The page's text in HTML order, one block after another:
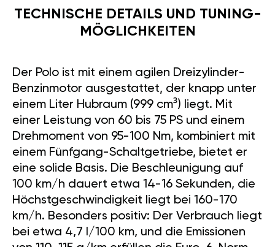
TECHNISCHE DETAILS UND TUNING-
MÖGLICHKEITEN
Der Polo ist mit einem agilen Dreizylinder-
Benzinmotor ausgestattet, der knapp unter
einem Liter Hubraum (999 cm³) liegt. Mit
einer Leistung von 60 bis 75 PS und einem
Drehmoment von 95-100 Nm, kombiniert mit
einem Fünfgang-Schaltgetriebe, bietet er
eine solide Basis. Die Beschleunigung auf
100 km/h dauert etwa 14-16 Sekunden, die
Höchstgeschwindigkeit liegt bei 160-170
km/h. Besonders positiv: Der Verbrauch liegt
bei etwa 4,7 l/100 km, und die Emissionen